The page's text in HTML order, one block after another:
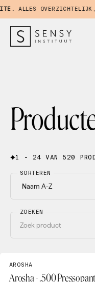
ALLES OVERZICHTELIJK,
1 - 24 VAN 520
ZOEKEN
SORTEREN
AROSHA
Arosha - .500